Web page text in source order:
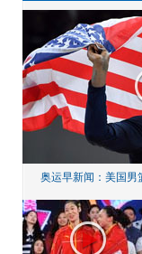
奥运早新闻：美国男